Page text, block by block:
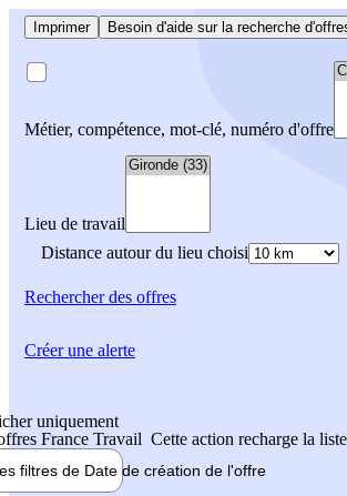
Imprimer Besoin d'aide sur la recherche
Métier, compétence, mot-clé, numéro d'offre
Lieu de travail
Distance autour du lieu choisi
Rechercherdes offres
uniquement
France Travail Cette action recharge la
filtres de Date de création de l'offre
Créer une alerte